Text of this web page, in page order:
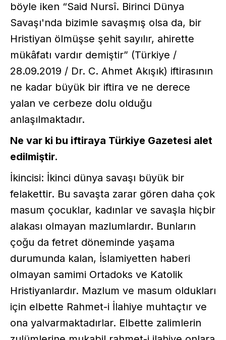
böyle iken “Said Nursî. Birinci Dünya
Savaşı'nda bizimle savaşmış olsa da, bir
Hristiyan ölmüşse şehit sayılır, ahirette
mükâfatı vardır demiştir” (Türkiye /
28.09.2019 / Dr. C. Ahmet Akışık) iftirasının
ne kadar büyük bir iftira ve ne derece
yalan ve cerbeze dolu olduğu
anlaşılmaktadır.
Ne var ki bu iftiraya Türkiye Gazetesi alet
edilmiştir.
İkincisi: İkinci dünya savaşı büyük bir
felakettir. Bu savaşta zarar gören daha çok
masum çocuklar, kadınlar ve savaşla hiçbir
alakası olmayan mazlumlardır. Bunların
çoğu da fetret döneminde yaşama
durumunda kalan, İslamiyetten haberi
olmayan samimi Ortadoks ve Katolik
Hristiyanlardır. Mazlum ve masum oldukları
için elbette Rahmet-i İlahiye muhtaçtır ve
ona yalvarmaktadırlar. Elbette zalimlerin